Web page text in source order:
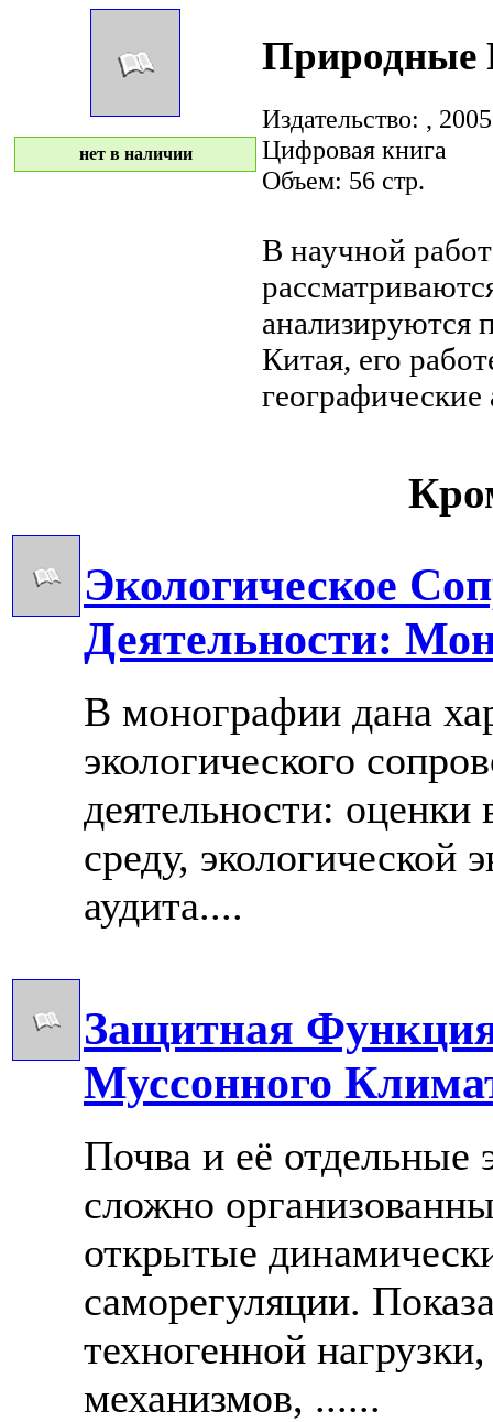
нет в наличии
Природные
Издательство: ,
Цифровая книга
Объем: 56 стр.
В научной
анализируются
Китая, его
географические
Экологическое
Деятельности:
В монографии дана
экологического
деятельности:
среду, экологической
аудита....
Защитная
Муссонного
Почва и её отдельные
сложно
открытые
саморегуляции.
техногенной
механизмов, ......